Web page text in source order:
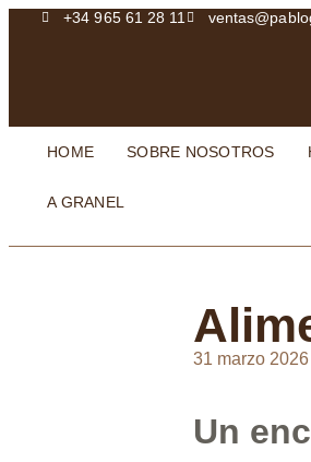
+34 965 61 28 11
HOME SOBRE NOSOTROS
A GRANEL
31 marzo 2026
Un